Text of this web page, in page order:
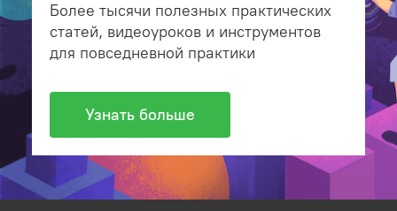
Более тысячи полезных практических
статей, видеоуроков и инструментов
для повседневной практики
Узнать больше